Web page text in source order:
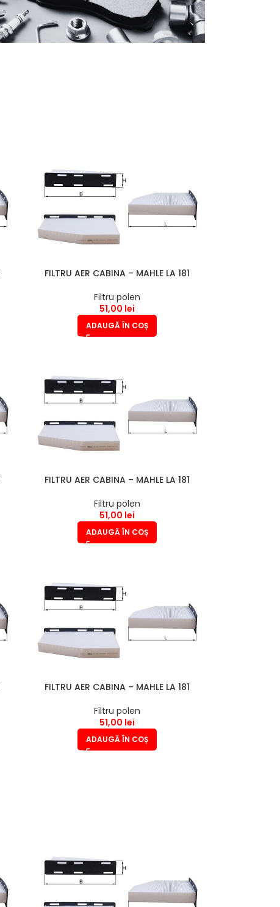
FILTRU AER CABINA – MAHLE LA 181
Filtru polen
51,00 lei
ADAUGĂ ÎN COȘ
FILTRU AER CABINA – MAHLE LA 181
Filtru polen
51,00 lei
ADAUGĂ ÎN COȘ
FILTRU AER CABINA – MAHLE LA 181
Filtru polen
51,00 lei
ADAUGĂ ÎN COȘ